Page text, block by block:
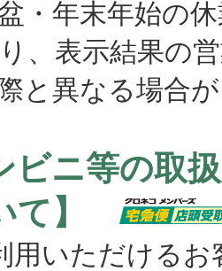
・年末年始の
、表示結果の
異なる場合が
ビニ等の取
て】
いただけるお